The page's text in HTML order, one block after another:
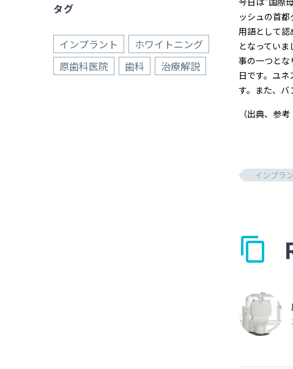
ッシュの首
用語として
となってい
事の一つと
日です。ユ
す。また、バ
（出典、参
インプラ
タグ
インプラント
ホワイトニング
原歯科医院
歯科 治療解説